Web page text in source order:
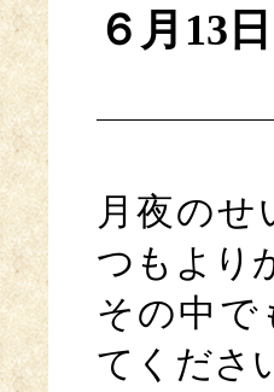
６月13日
月夜の
つもより
その中で
てくださ